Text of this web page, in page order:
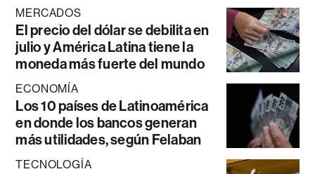
MERCADOS
El precio del dólar se debilita en
julio y América Latina tiene la
moneda más fuerte del mundo
ECONOMÍA
Los 10 países de Latinoamérica
en donde los bancos generan
más utilidades, según Felaban
TECNOLOGÍA